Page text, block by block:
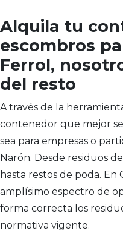
Alquila tu
escombros
Ferrol,
del resto
A través de la
contenedor que mejor
sea para empresas o
Narón. Desde residuos
hasta restos de poda.
amplísimo espectro de
forma correcta los
normativa vigente.